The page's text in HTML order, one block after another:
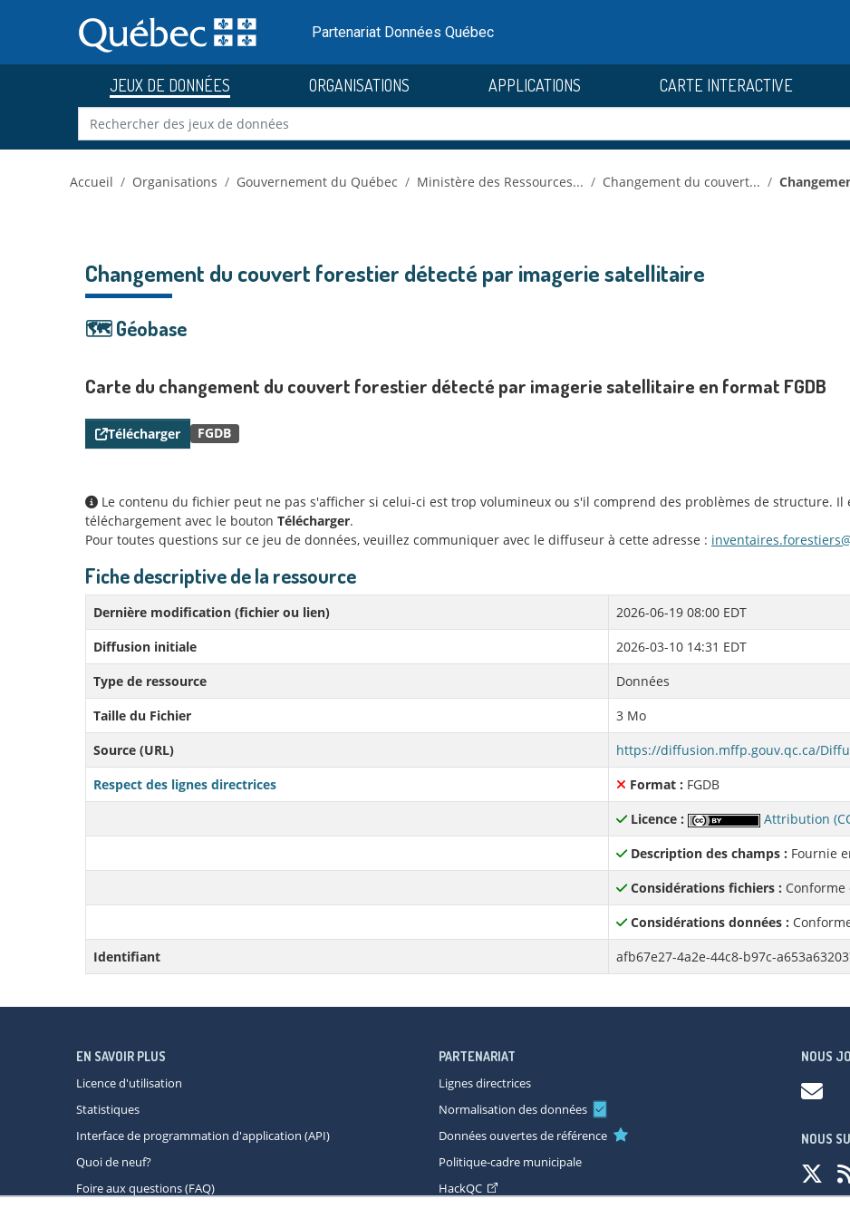
au
contenu
Partenariat Données Québec
JEUX DE DONNÉES ORGANISATIONS APPLICATIONS CARTE INTERACTIVE
Accueil Organisations Gouvernement du Québec Ministère des Ressources... Changement du couvert...
Changement du couvert forestier détecté par imagerie satellitaire
🗺️ Géobase
Carte du changement du couvert forestier détecté par imagerie satellitaire en format FGDB
Télécharger FGDB
Le contenu du fichier peut ne pas s'afficher si celui-ci est trop volumineux ou s'il comprend des problèmes de structure.
téléchargement avec le bouton Télécharger.
Pour toutes questions sur ce jeu de données, veuillez communiquer avec le diffuseur à cette adresse :
Fiche descriptive de la ressource
Dernière modification (fichier ou lien)
2026-06-19 08:00 EDT
Diffusion initiale
2026-03-10 14:31 EDT
Type de ressource
Données
Taille du Fichier
3 Mo
Source (URL)
Respect des lignes directrices
Format : FGDB
Licence :
Attribution
Description des champs : Fournie
Considérations fichiers :
Considérations données :
Identifiant
afb67e27-4a2e-44c8-b97c-
EN SAVOIR PLUS
Licence d'utilisation
Statistiques
Interface de programmation d'application (API)
Quoi de neuf?
Foire aux questions (FAQ)
PARTENARIAT
Lignes directrices
Normalisation des données
Données ouvertes de référence
Politique-cadre municipale
HackQC
NOUS
NOUS